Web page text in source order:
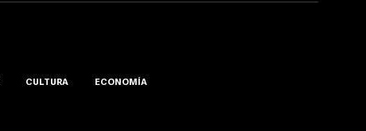
CULTURA ECONOMÍA